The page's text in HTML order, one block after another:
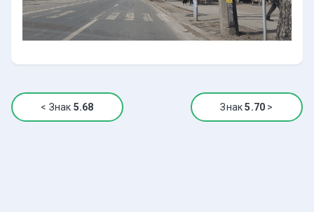
< Знак 5.68 Знак5.70 >